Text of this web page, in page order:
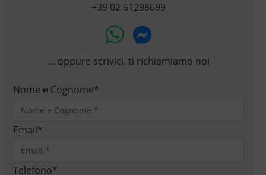
+39 02 61298699
... oppure scrivici, ti richiamiamo noi
Nome e Cognome*
Email*
Telefono*